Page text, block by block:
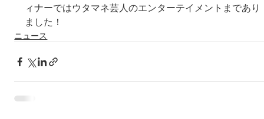
ィナーではウタマネ芸人のエンターテイメントまであり
ました！
ニュース